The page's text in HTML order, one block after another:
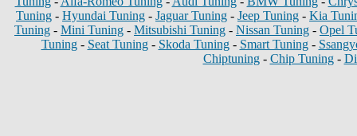
Tuning - Hyundai Tuning - Jaguar Tuning - Jeep Tuning - Kia
Tuning - Mini Tuning - Mitsubishi Tuning - Nissan Tuning - Opel
Tuning- Seat Tuning- Skoda Tuning- Smart Tuning-
Chiptuning- Chip Tuning-